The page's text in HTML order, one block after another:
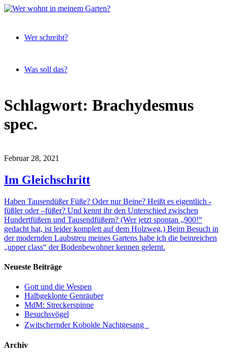
wohnt
meinem
vor der
Terrassentür
Wer schreibt?
Was soll das?
Skip
to
Schlagwort: Brachydesmus
spec.
Februar 28, 2021
Im Gleichschritt
Haben Tausendüßer Füße? Oder nur Beine? Heißt es eigentlich -
füßler oder –füßer? Und kennt ihr den Unterschied zwischen
Hundertfüßern und Tausendfüßern? (Wer jetzt spontan „900!“
gedacht hat, ist leider komplett auf dem Holzweg.) Beim Besuch in
der modernden Laubstreu meines Gartens habe ich die beinreichen
„upper class“ der Bodenbewohner kennen gelernt.
Neueste Beiträge
Gott und die Wespen
Halbgeklonte Genräuber
MdM: Streckerspinne
Besuchsvögel
Zwitschernder Kobolde Nachtgesang
Archiv